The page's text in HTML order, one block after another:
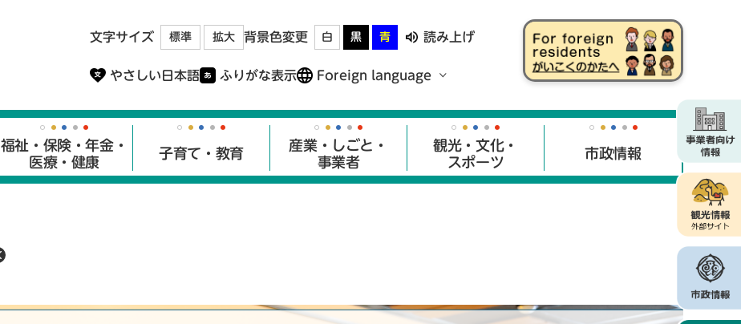
文字サイズ 標準 拡大 背景色変更 白 黒 青 読み上げ
やさしい日本語 ふりがな表示 Foreign language
福祉・保険・年金・
医療・健康
子育て・教育
産業・しごと・
事業者
観光・文化・
スポーツ
市政情報